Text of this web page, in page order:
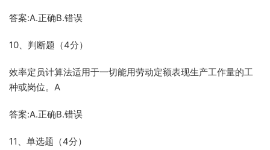
答案:A.正确B.错误
10、判断题（4分）
效率定员计算法适用于一切能用劳动定额表现生产工作量的工
种或岗位。A
答案:A.正确B.错误
11、单选题（4分）